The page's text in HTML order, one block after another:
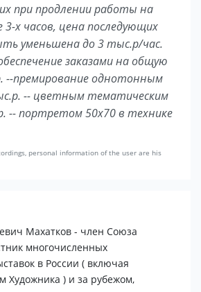
при продлении работы на
3-х часов, цена последующих
уменьшена до 3 тыс.р/час.
заказами на общую
--премирование однотонным
-- цветным тематическим
-- портретом 50х70 в технике
personal information of the user are his
Махатков - член Союза
многочисленных
в России ( включая
Художника ) и за рубежом,